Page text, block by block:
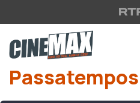
Saltar para o conteúdo principal
Passatempos